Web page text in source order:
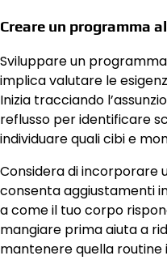
Creare un programma
Sviluppare un
implica valutare le
Inizia tracciando
reflusso per identificare
individuare quali cibi e
Considera di incorporare
consenta aggiustamenti
a come il tuo corpo
mangiare prima aiuta a
mantenere quella routine